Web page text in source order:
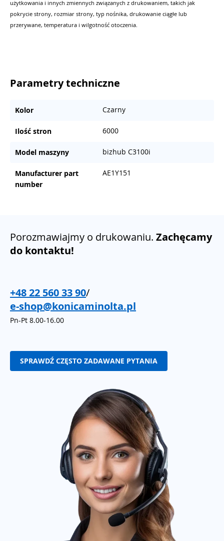
użytkowania i innych zmiennych związanych z drukowaniem, takich jak
pokrycie strony, rozmiar strony, typ nośnika, drukowanie ciągłe lub
przerywane, temperatura i wilgotność otoczenia.
Parametry techniczne
Kolor Czarny
Ilość stron 6000
Model maszyny bizhub C3100i
Manufacturer part
number
AE1Y151
Porozmawiajmy o drukowaniu. Zachęcamy
do kontaktu!
+48 22 560 33 90/
e-shop@konicaminolta.pl
Pn-Pt 8.00-16.00
SPRAWDŹ CZĘSTO ZADAWANE PYTANIA